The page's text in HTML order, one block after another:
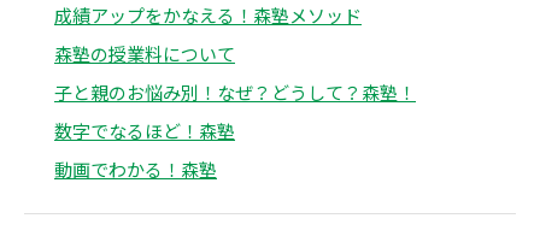
成績アップをかなえる！森塾メソッド
森塾の授業料について
子と親のお悩み別！なぜ？どうして？森塾！
数字でなるほど！森塾
動画でわかる！森塾